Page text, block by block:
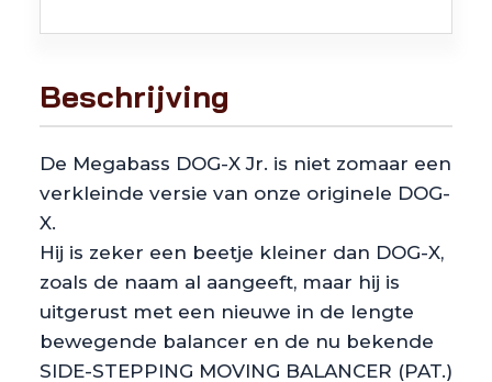
Beschrijving
De Megabass DOG-X Jr. is niet zomaar een
verkleinde versie van onze originele DOG-
X.
Hij is zeker een beetje kleiner dan DOG-X,
zoals de naam al aangeeft, maar hij is
uitgerust met een nieuwe in de lengte
bewegende balancer en de nu bekende
SIDE-STEPPING MOVING BALANCER (PAT.)